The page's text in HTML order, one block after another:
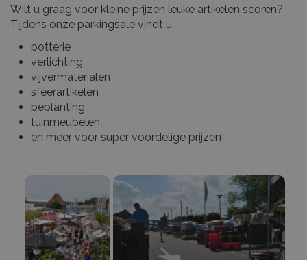
Wilt u graag voor kleine prijzen leuke artikelen scoren?
Tijdens onze parkingsale vindt u
potterie
verlichting
vijvermaterialen
sfeerartikelen
beplanting
tuinmeubelen
en meer voor super voordelige prijzen!